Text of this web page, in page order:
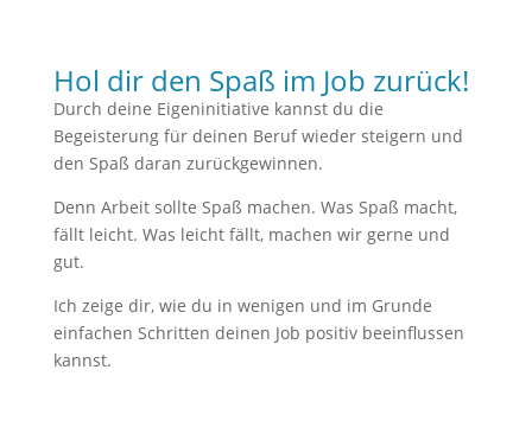
Hol dir den Spaß im Job zurück!
Durch deine Eigeninitiative kannst du die
Begeisterung für deinen Beruf wieder steigern und
den Spaß daran zurückgewinnen.
Denn Arbeit sollte Spaß machen. Was Spaß macht,
fällt leicht. Was leicht fällt, machen wir gerne und
gut.
Ich zeige dir, wie du in wenigen und im Grunde
einfachen Schritten deinen Job positiv beeinflussen
kannst.